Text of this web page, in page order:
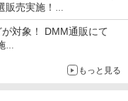
販売実施！
クションウエアβ)」も対
対象！ DMM通販にて
もっと見る